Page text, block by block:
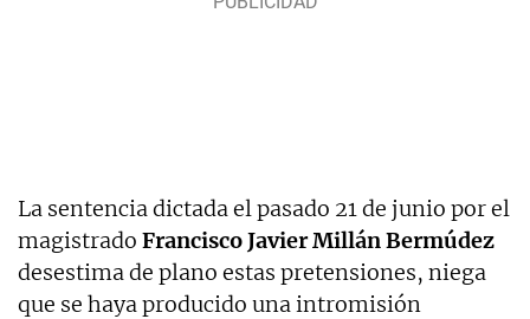
La sentencia dictada el pasado 21 de junio por el
magistrado Francisco Javier Millán Bermúdez
desestima de plano estas pretensiones, niega
que se haya producido una intromisión